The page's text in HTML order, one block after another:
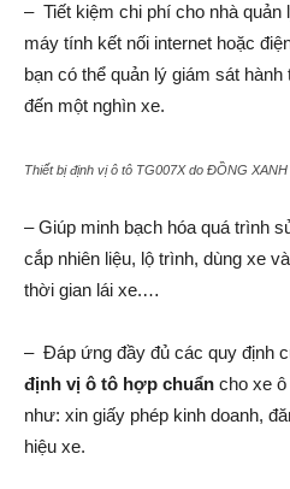
– Tiết kiệm chi phí cho nhà
máy tính kết nối internet hoặc
bạn có thể quản lý giám sát
đến một nghìn xe.
Thiết bị định vị ô tô TG007X do ĐỒNG
– Giúp minh bạch hóa quá trình
cắp nhiên liệu, lộ trình, dùng xe
thời gian lái xe.…
– Đáp ứng đầy đủ các quy định
định vị ô tô hợp chuẩn cho xe ô
như: xin giấy phép kinh doanh,
hiệu xe.